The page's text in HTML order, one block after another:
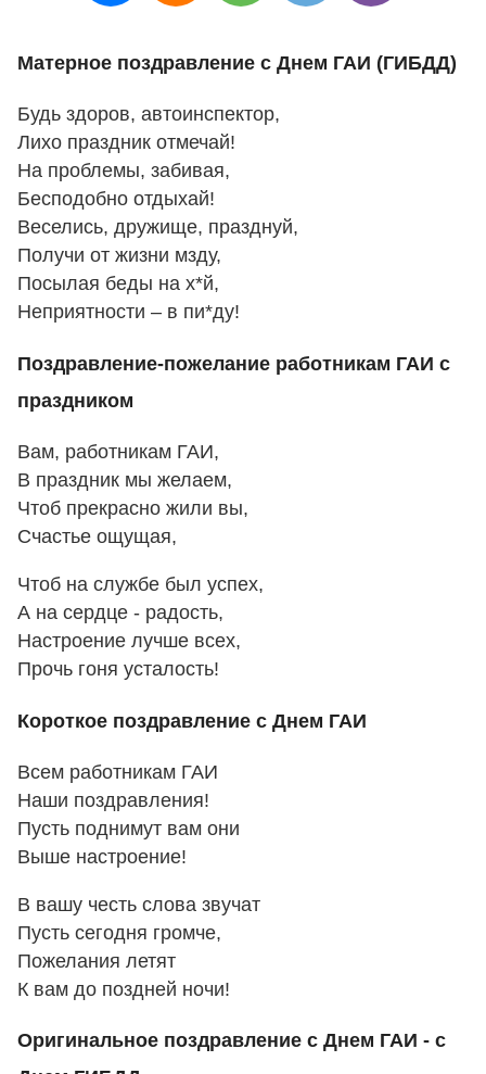
Матерное поздравление с Днем ГАИ (ГИБДД)
Будь здоров, автоинспектор,
Лихо праздник отмечай!
На проблемы, забивая,
Бесподобно отдыхай!
Веселись, дружище, празднуй,
Получи от жизни мзду,
Посылая беды на х*й,
Неприятности – в пи*ду!
Поздравление-пожелание работникам ГАИ с
праздником
Вам, работникам ГАИ,
В праздник мы желаем,
Чтоб прекрасно жили вы,
Счастье ощущая,
Чтоб на службе был успех,
А на сердце - радость,
Настроение лучше всех,
Прочь гоня усталость!
Короткое поздравление с Днем ГАИ
Всем работникам ГАИ
Наши поздравления!
Пусть поднимут вам они
Выше настроение!
В вашу честь слова звучат
Пусть сегодня громче,
Пожелания летят
К вам до поздней ночи!
Оригинальное поздравление с Днем ГАИ - с